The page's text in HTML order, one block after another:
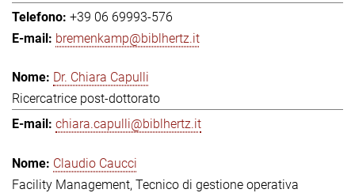
+39 06 69993-576
bremenkamp@biblhertz.it
Dr. Chiara Capulli
Ricercatrice post-dottorato
chiara.capulli@biblhertz.it
Claudio Caucci
Facility Management, Tecnico di gestione operativa